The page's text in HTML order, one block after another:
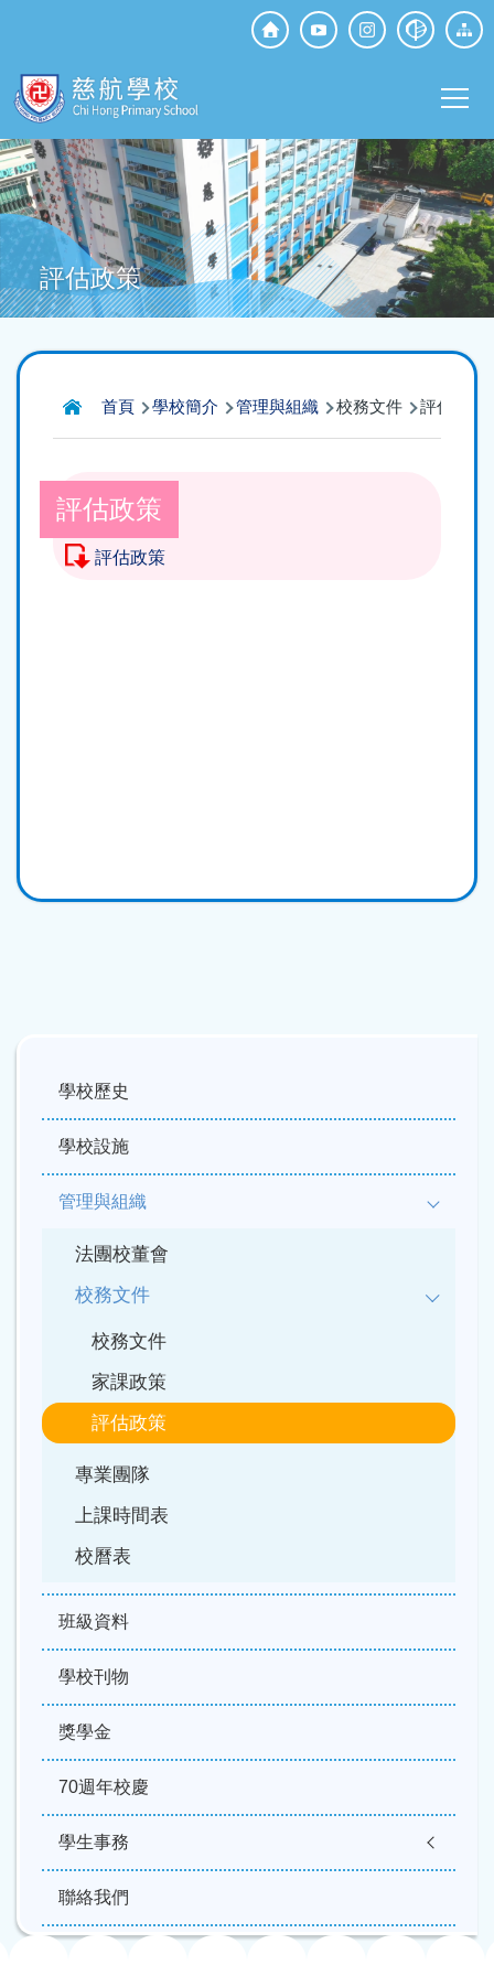
Top
Social
評估政策
導
航
結
首頁 學校簡介 管理與組織 校務文件 評估政策
評估政策
評估政策
Main
navigation
學校歷史
學校設施
管理與組織
法團校董會
校務文件
校務文件
家課政策
評估政策
專業團隊
上課時間表
校曆表
班級資料
學校刊物
獎學金
70週年校慶
學生事務
聯絡我們